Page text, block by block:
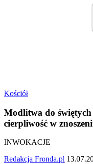
Kościół
Modlitwa do
cierpliwość w
INWOKACJE
Redakcja Fronda.pl